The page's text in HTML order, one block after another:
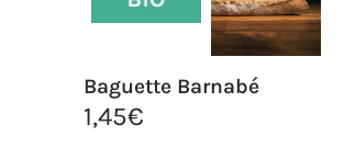
Baguette Barnabé
1,45€